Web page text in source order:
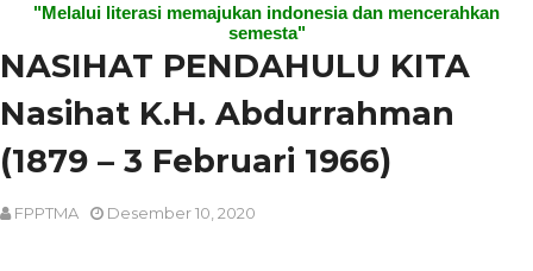
"Melalui literasi memajukan indonesia dan mencerahkan
semesta"
NASIHAT PENDAHULU KITA
Nasihat K.H. Abdurrahman
(1879 – 3 Februari 1966)
FPPTMA Desember 10, 2020